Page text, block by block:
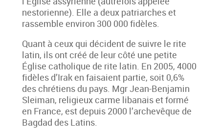
nestorienne). Elle a deux patriarches et
rassemble environ 300 000 fidèles.
Quant à ceux qui décident de suivre le rite
latin, ils ont créé de leur côté une petite
Église catholique de rite latin. En 2005, 4000
fidèles d’Irak en faisaient partie, soit 0,6%
des chrétiens du pays. Mgr Jean-Benjamin
Sleiman, religieux carme libanais et formé
en France, est depuis 2000 l’archevêque de
Bagdad des Latins.